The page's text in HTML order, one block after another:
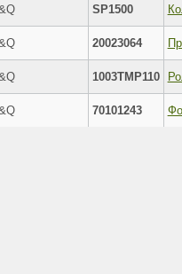
SP1500
20023064
1003TMP110
70101243